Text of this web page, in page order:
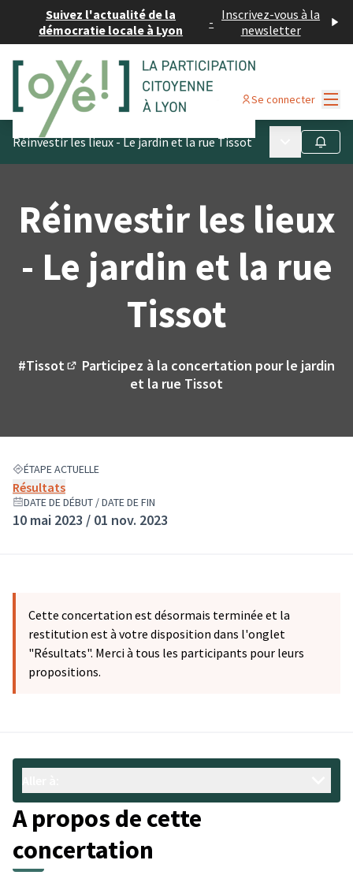
Suivez l'actualité de la
démocratie locale à Lyon
- Inscrivez-vous à la
newsletter
Se connecter
Réinvestir les lieux - Le jardin et la rue Tissot Menu Suivre
Réinvestir les lieux
- Le jardin et la rue
Tissot
#Tissot
(Lien externe)
Participez à la concertation pour le jardin
et la rue Tissot
ÉTAPE ACTUELLE
Résultats
DATE DE DÉBUT / DATE DE FIN
10 mai 2023 / 01 nov. 2023
Cette concertation est désormais terminée et la
restitution est à votre disposition dans l'onglet
"Résultats". Merci à tous les participants pour leurs
propositions.
A propos de cette
concertation